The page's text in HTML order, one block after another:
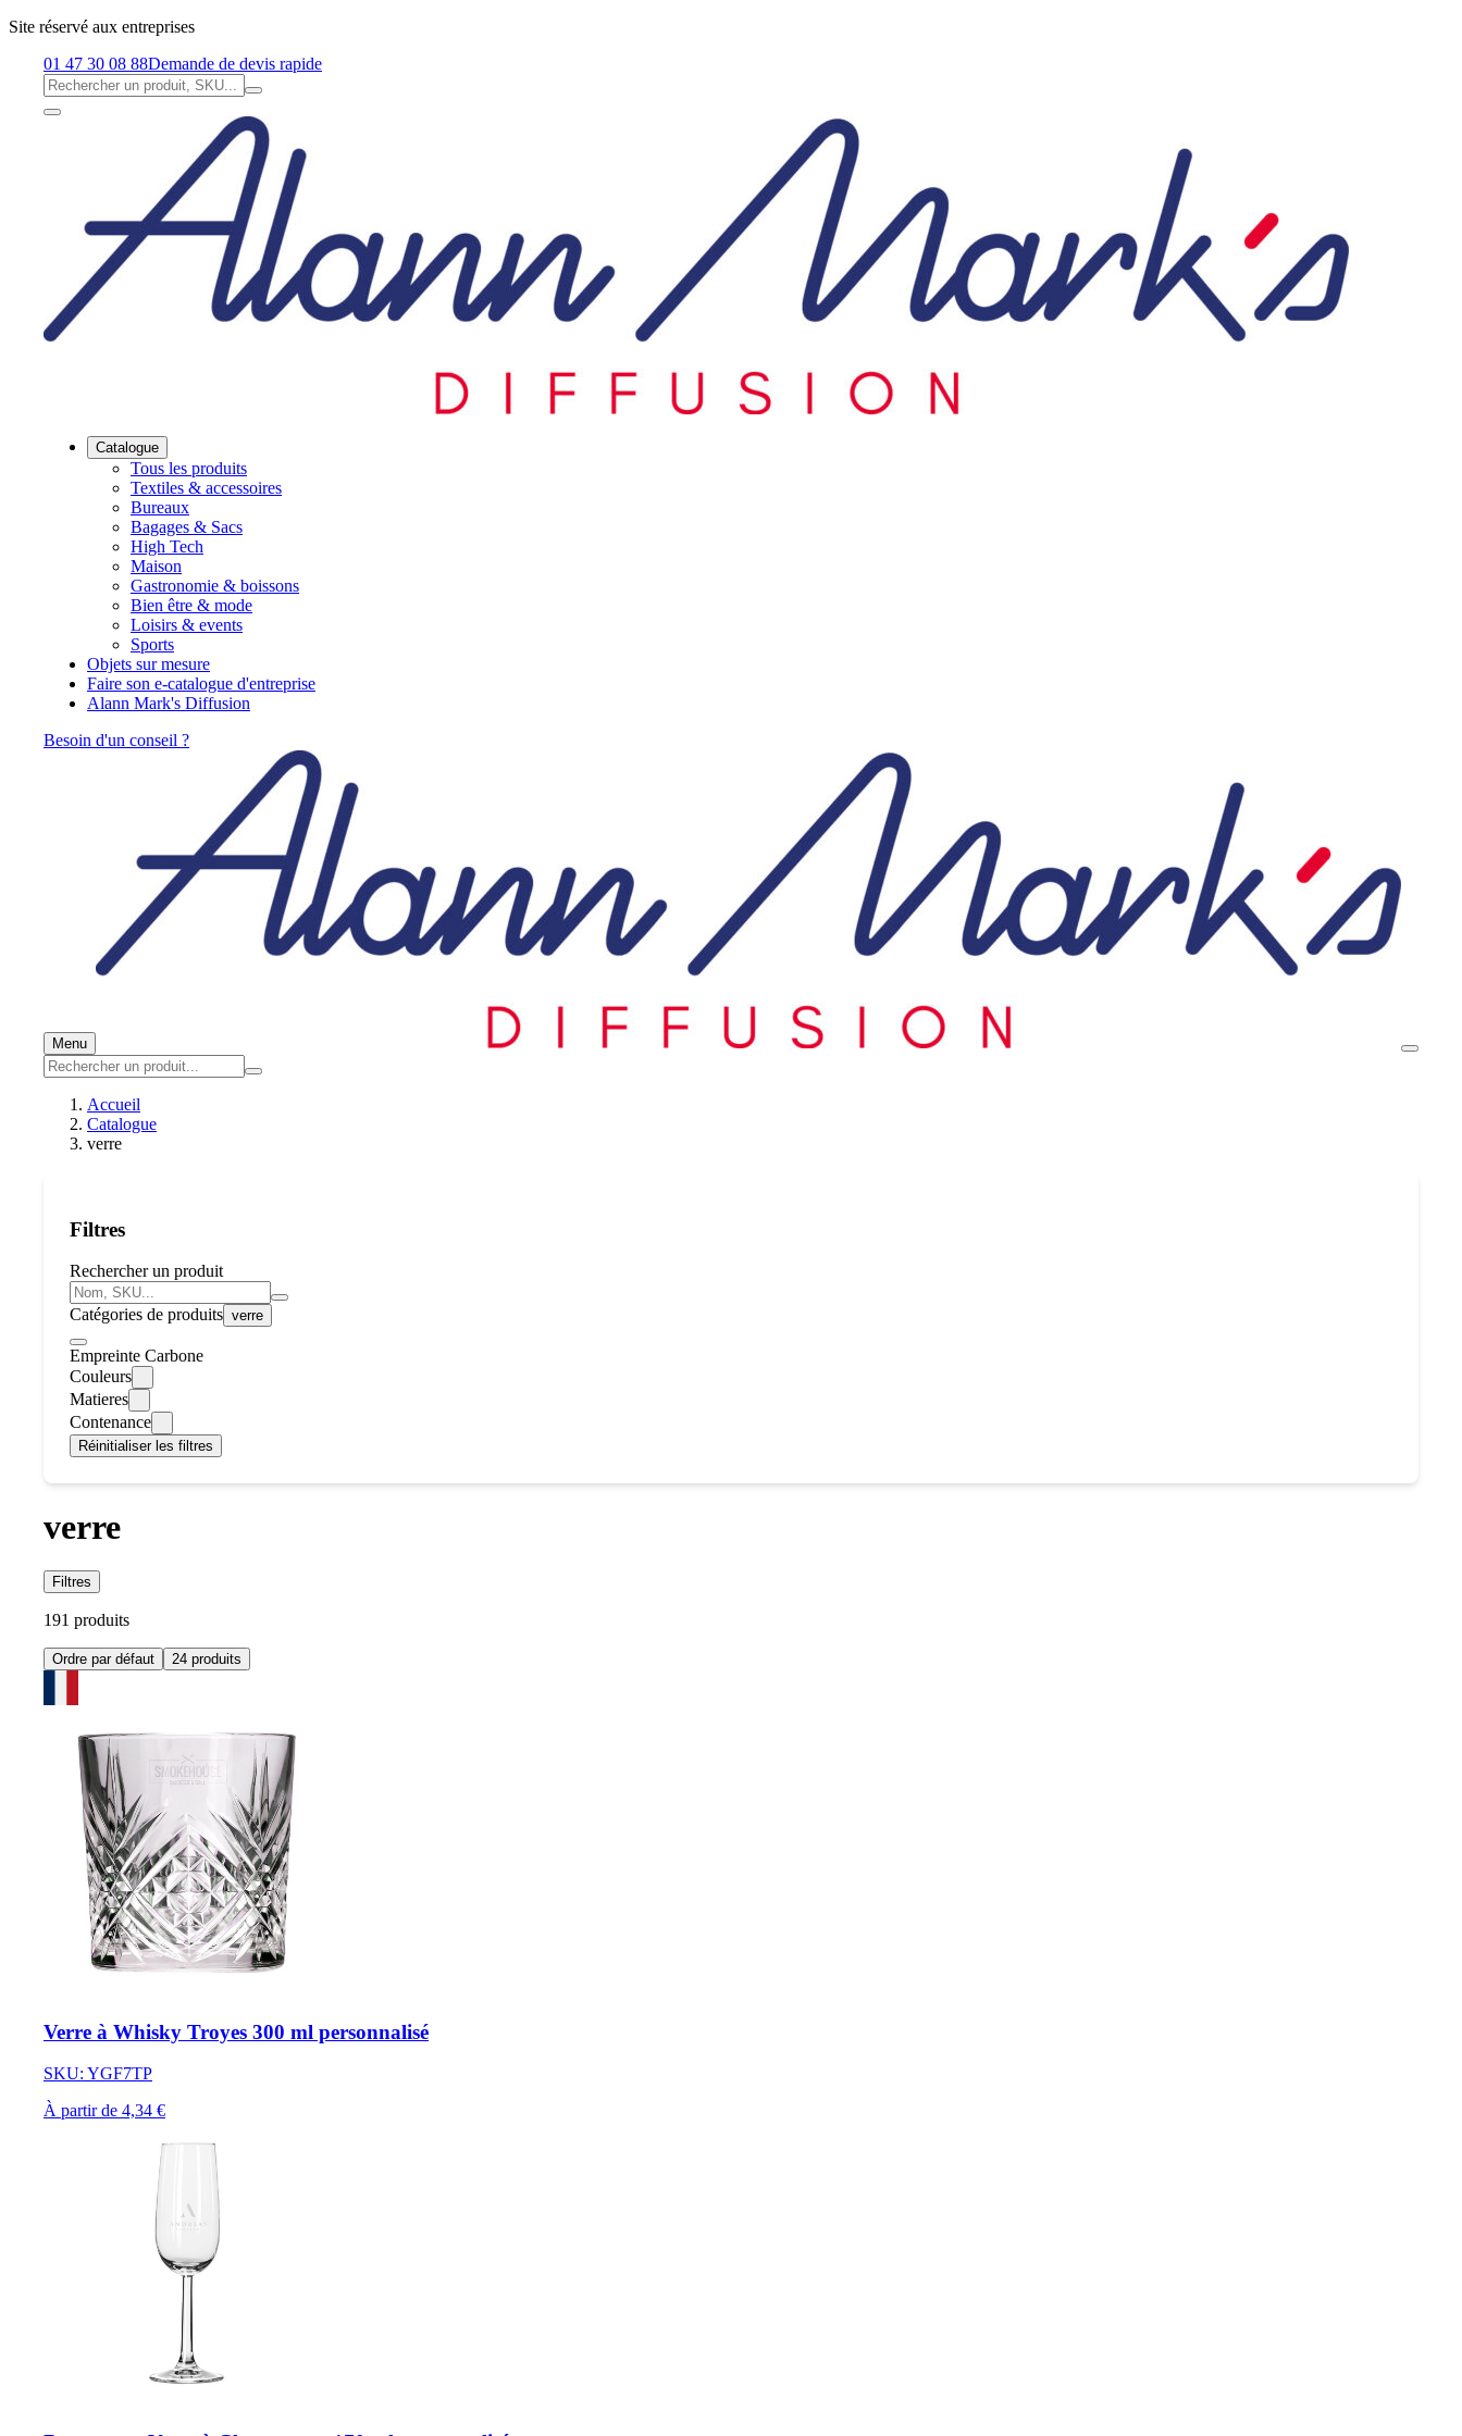
Site réservé aux entreprises
01 47 30 08 88Demande de devis rapide
Catalogue
Tous les produits
Textiles & accessoires
Bureaux
Bagages & Sacs
High Tech
Maison
Gastronomie & boissons
Bien être & mode
Loisirs & events
Sports
Objets sur mesure
Faire son e-catalogue d'entreprise
Alann Mark's Diffusion
Besoin d'un conseil ?
Menu
Accueil
Catalogue
verre
Filtres
Rechercher un produit
Catégories de produits verre
Empreinte Carbone
Couleurs
Matieres
Contenance
Réinitialiser les filtres
verre
Filtres
191 produits
Ordre par défaut 24 produits
Verre à Whisky Troyes 300 ml personnalisé
SKU: YGF7TP
À partir de 4,34 €